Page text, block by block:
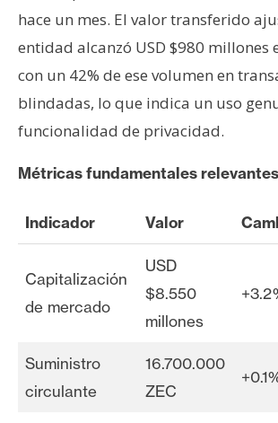
hace un mes. El valor transferido
entidad alcanzó USD $980 millones
con un 42% de ese volumen en
blindadas, lo que indica un uso
funcionalidad de privacidad.
Métricas fundamentales relevantes
Indicador Valor
Capitalización
de mercado
USD
$8.550
millones
Suministro
circulante
16.700.000
ZEC